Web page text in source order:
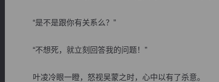
“是不是跟你有关系么？”
“不想死，就立刻回答我的问题！”
叶凌冷眼一瞪，怒视吴蒙之时，心中以有了杀意。